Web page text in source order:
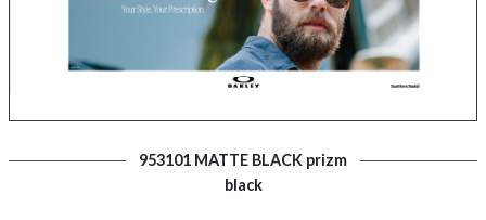
953101 MATTE BLACK prizm
black